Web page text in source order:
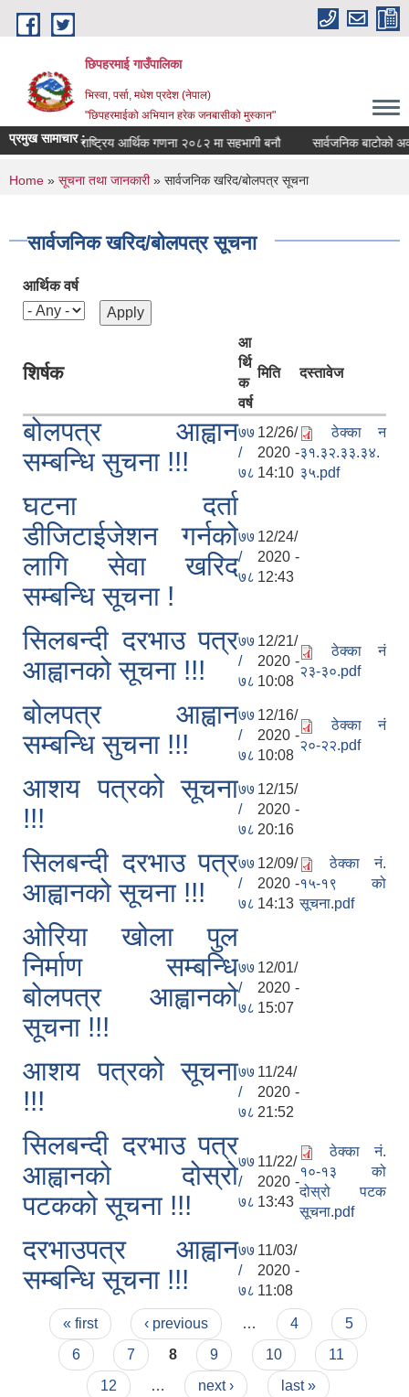
Skip to main content
छिपहरमाई गाउँपालिका
भिस्वा, पर्सा, मधेश प्रदेश (नेपाल)
"छिपहरमाईको अभियान हरेक जनबासीको मुस्कान"
प्रमुख सामाचार :राष्ट्रिय आर्थिक गणना २०८२ मा सहभागी बनौ सार्वजनिक बाटोको
You are here
Home » सूचना तथा जानकारी» सार्वजनिक खरिद/बोलपत्र सूचना
सार्वजनिक खरिद/बोलपत्र सूचना
आर्थिक वर्ष
शिर्षक
आ
र्थि
क
वर्ष
मिति दस्तावेज
बोलपत्र आह्वान
सम्बन्धि सुचना !!!
७७
/
७८
12/26/
2020 -
14:10
ठेक्का न
३१.३२.३३.३४.
३५.pdf
घटना दर्ता
डीजिटाईजेशन गर्नको
लागि सेवा खरिद
सम्बन्धि सूचना !
७७
/
७८
12/24/
2020 -
12:43
सिलबन्दी दरभाउ पत्र
आह्वानको सूचना !!!
७७
/
७८
12/21/
2020 -
10:08
ठेक्का नं
२३-३०.pdf
बोलपत्र आह्वान
सम्बन्धि सुचना !!!
७७
/
७८
12/16/
2020 -
10:08
ठेक्का नं
२०-२२.pdf
आशय पत्रको सूचना
!!!
७७
/
७८
12/15/
2020 -
20:16
सिलबन्दी दरभाउ पत्र
आह्वानको सूचना !!!
७७
/
७८
12/09/
2020 -
14:13
ठेक्का नं.
१५-१९ को
सूचना.pdf
ओरिया खोला पुल
निर्माण सम्बन्धि
बोलपत्र आह्वानको
सूचना !!!
७७
/
७८
12/01/
2020 -
15:07
आशय पत्रको सूचना
!!!
७७
/
७८
11/24/
2020 -
21:52
सिलबन्दी दरभाउ पत्र
आह्वानको दोस्रो
पटकको सूचना !!!
७७
/
७८
11/22/
2020 -
13:43
ठेक्का नं.
१०-१३ को
दोस्रो पटक
सूचना.pdf
दरभाउपत्र आह्वान
सम्बन्धि सूचना !!!
७७
/
७८
11/03/
2020 -
11:08
Pages
« first ‹ previous … 4
5
6
7 8 9 10
11
12
… next › last »